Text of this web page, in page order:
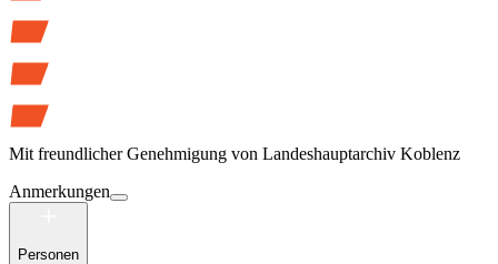
Mit freundlicher Genehmigung von Landeshauptarchiv Koblenz
Anmerkungen
Personen